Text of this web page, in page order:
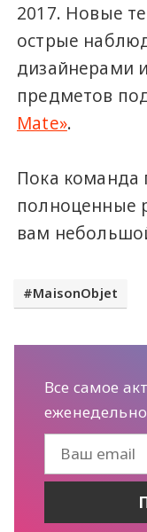
2017. Новые
острые
дизайнерами
предметов
Mate».
Пока команда
полноценные
вам
MaisonObjet
Все самое